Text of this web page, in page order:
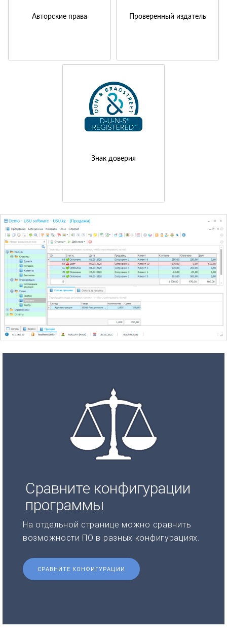
Авторские права Проверенный издатель
Знак доверия
Сравните конфигурации
программы
На отдельной странице можно сравнить
возможности ПО в разных конфигурациях.
СРАВНИТЕ КОНФИГУРАЦИИ